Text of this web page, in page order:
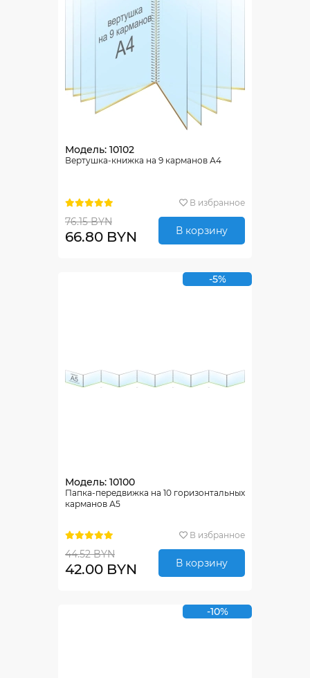
Модель: 10102
Вертушка-книжка на 9 карманов А4
В избранное
76.15 BYN
66.80 BYN В корзину
-5%
Модель: 10100
Папка-передвижка на 10 горизонтальных
карманов А5
В избранное
44.52 BYN
42.00 BYN В корзину
-10%